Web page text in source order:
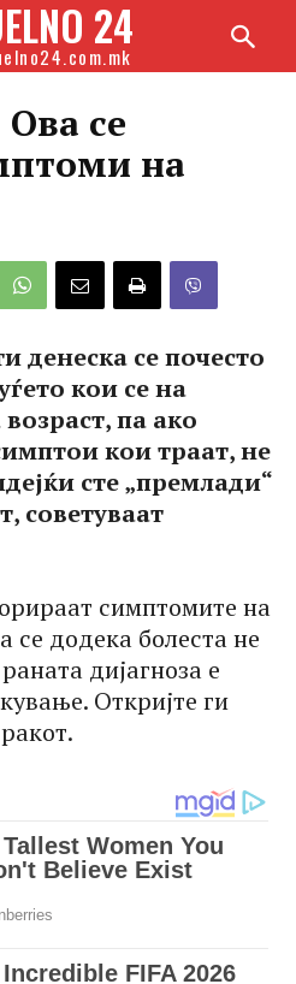
24
се
на
денеска се почесто
кои се на
па ако
кои траат, не
сте „премлади“
советуваат
симптомите на
се додека болеста не
дијагноза е
Откријте ги